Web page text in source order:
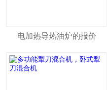
电加热导热油炉的报价